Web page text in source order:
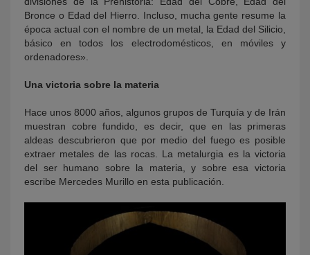
Bronce o Edad del Hierro. Incluso, mucha gente resume la
época actual con el nombre de un metal, la Edad del Silicio,
básico en todos los electrodomésticos, en móviles y
ordenadores».
Una victoria sobre la materia
Hace unos 8000 años, algunos grupos de Turquía y de Irán
muestran cobre fundido, es decir, que en las primeras
aldeas descubrieron que por medio del fuego es posible
extraer metales de las rocas. La metalurgia es la victoria
del ser humano sobre la materia, y sobre esa victoria
escribe Mercedes Murillo en esta publicación.